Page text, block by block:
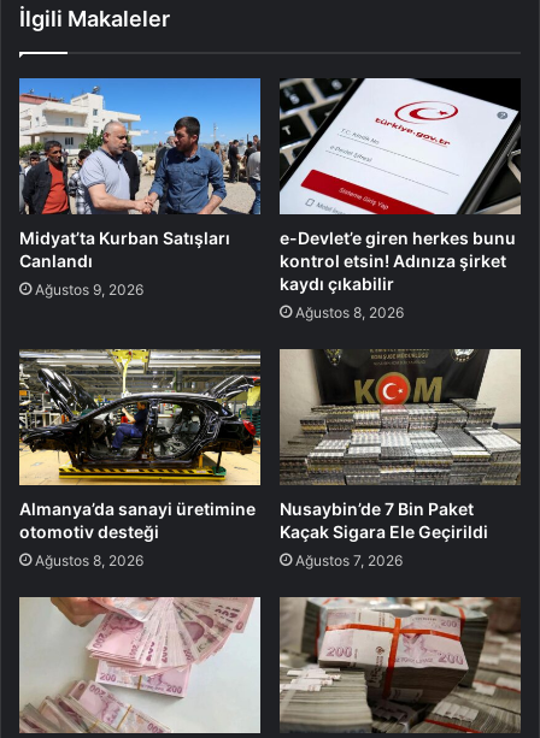
İlgili Makaleler
Midyat’ta Kurban Satışları
Canlandı
Ağustos 9, 2026
e-Devlet’e giren herkes bunu
kontrol etsin! Adınıza şirket
kaydı çıkabilir
Ağustos 8, 2026
Almanya’da sanayi üretimine
otomotiv desteği
Ağustos 8, 2026
Nusaybin’de 7 Bin Paket
Kaçak Sigara Ele Geçirildi
Ağustos 7, 2026